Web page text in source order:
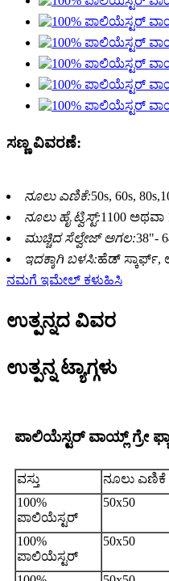
ಸಣ್ಣ ವಿವರಣೆ:
ನೂಲು ಎಣಿಕೆ:50s, 60s,
ನೂಲು ಹೈ ಟ್ವಿಸ್ಟ್:1100 ಅಥವಾ
ಮುಚ್ಚಿದ ಸೆಲ್ವೇಜ್ ಅಗಲ:38"-
ಇದಕ್ಕಾಗಿ ಬಳಸಿ:ಹೆಡ್ ಸ್ಕಾರ್ಫ್,
ನಮಗೆ ಇಮೇಲ್ ಕಳುಹಿಸಿ
ಉತ್ಪನ್ನದ ವಿವರ
ಉತ್ಪನ್ನ ಟ್ಯಾಗ್ಗಳು
ಪಾಲಿಯೆಸ್ಟರ್ ವಾಯ್ಲ್ ಗ್ರೇ
ವಸ್ತು ನೂಲು ಎಣಿಕೆ
100%
ಪಾಲಿಯೆಸ್ಟರ್
50x50
100%
ಪಾಲಿಯೆಸ್ಟರ್
50x50